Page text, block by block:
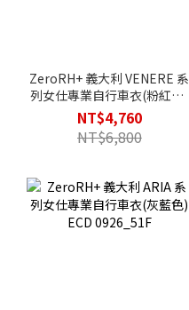
ZeroRH+ 義大利 VENERE 系
列女仕專業自行車衣(粉紅色)
ECD 0940_89G
NT$4,760
NT$6,800